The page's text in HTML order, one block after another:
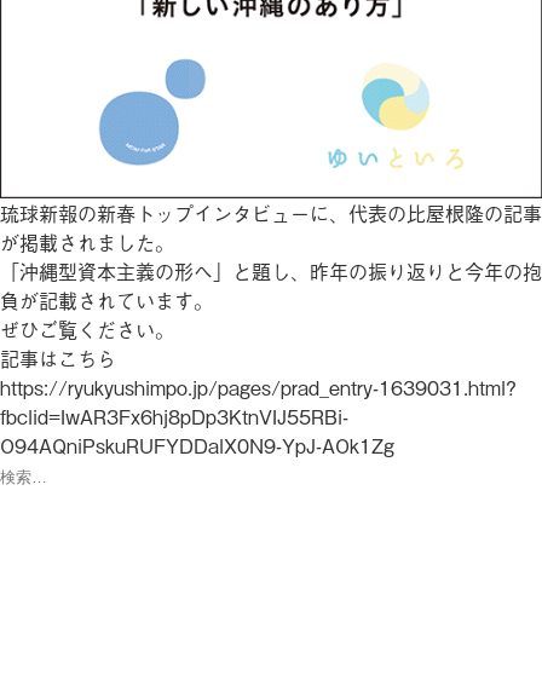
琉球新報の新春トップインタビューに、代表の比屋根隆の記事
が掲載されました。
「沖縄型資本主義の形へ」と題し、昨年の振り返りと今年の抱
負が記載されています。
ぜひご覧ください。
記事はこちら
https://ryukyushimpo.jp/pages/prad_entry-1639031.html?
fbclid=IwAR3Fx6hj8pDp3KtnVIJ55RBi-
O94AQniPskuRUFYDDalX0N9-YpJ-AOk1Zg
検